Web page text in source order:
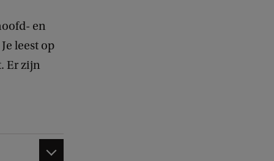
en
leest op
Er zijn